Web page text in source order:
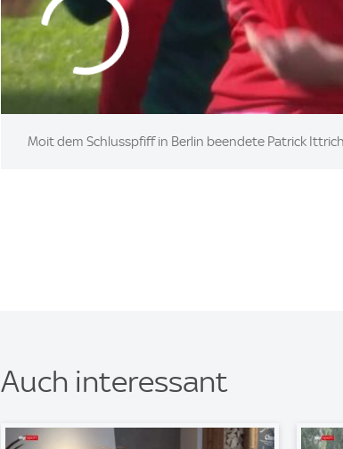
Moit dem Schlusspfiff in Berlin beendete Patrick
Auch interessant